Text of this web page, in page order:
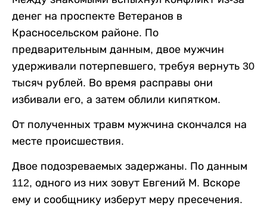
денег на проспекте Ветеранов в
Красносельском районе. По
предварительным данным, двое мужчин
удерживали потерпевшего, требуя вернуть 30
тысяч рублей. Во время расправы они
избивали его, а затем облили кипятком.
От полученных травм мужчина скончался на
месте происшествия.
Двое подозреваемых задержаны. По данным
112, одного из них зовут Евгений М. Вскоре
ему и сообщнику изберут меру пресечения.